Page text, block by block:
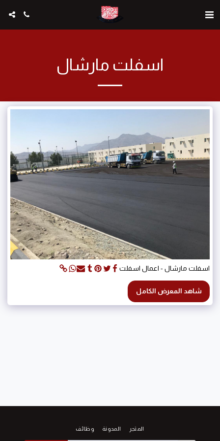
اسفلت مارشال
اسفلت مارشال - اعمال اسفلت
شاهد المعرض الكامل
المتجر المدونة وظائف